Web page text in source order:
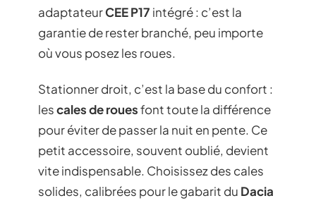
adaptateurCEE P17 intégré : c’est la
garantie de rester branché, peu importe
où vous posez les roues.
Stationner droit, c’est la base du confort :
lescales de rouesfont toute la différence
pour éviter de passer la nuit en pente. Ce
petit accessoire, souvent oublié, devient
vite indispensable. Choisissez des cales
solides, calibrées pour le gabarit du Dacia